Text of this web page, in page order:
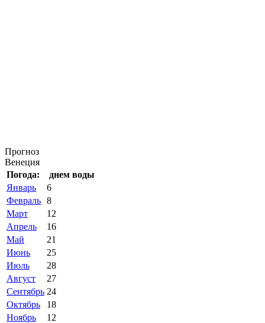
Прогноз
Венеция
Погода:
днем воды
Январь
6
Февраль 8
Март
12
Апрель
16
Май
21
Июнь
25
Июль
28
Август
27
Сентябрь 24
Октябрь
18
Ноябрь
12